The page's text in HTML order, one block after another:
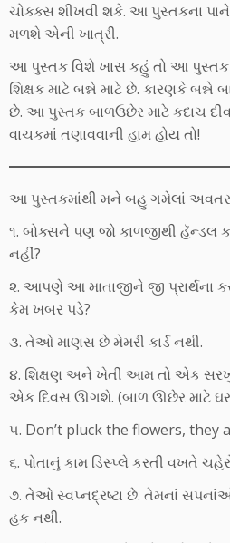
ચોક્ક્સ શીખવી શકે. આ પુસ્તકના
મળશે એની ખાત્રી.
આ પુસ્તક વિશે ખાસ કહું તો આ પુસ્તક
શિક્ષક માટે બન્ને માટે છે. કારણકે
છે. આ પુસ્તક બાળઉછેર માટે કદાચ
વાચકમાં તણાવવાની હામ હોય તો!
આ પુસ્તકમાંથી મને બહુ ગમેલાં
૧. બોક્સને પણ જો કાળજીથી હૅન્ડલ
નહીં?
૨. આપણે આ માતાજીને જી પ્રાર્થના
કેમ ખબર પડે?
૩. તેઓ માણસ છે મેમરી કાર્ડ નથી.
૪. શિક્ષણ અને ખેતી આમ તો એક સરખું
એક દિવસ ઊગશે. (બાળ ઊછેર માટે
૫. Don’t pluck the flowers, they
૬. પોતાનું કામ ડિસ્પ્લે કરતી વખતે
૭. તેઓ સ્વપ્નદ્રષ્ટા છે. તેમનાં
હક નથી.